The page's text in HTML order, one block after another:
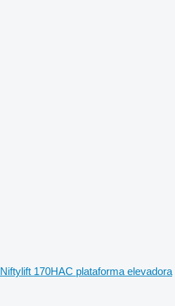
Niftylift 170HAC plataforma elevadora